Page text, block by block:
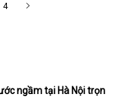
4 Trang sau
ngầm tại Hà Nội trọn